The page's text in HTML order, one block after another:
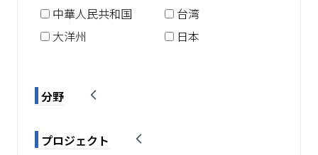
中華人民共和国
台湾
大洋州
日本
分野
プロジェクト